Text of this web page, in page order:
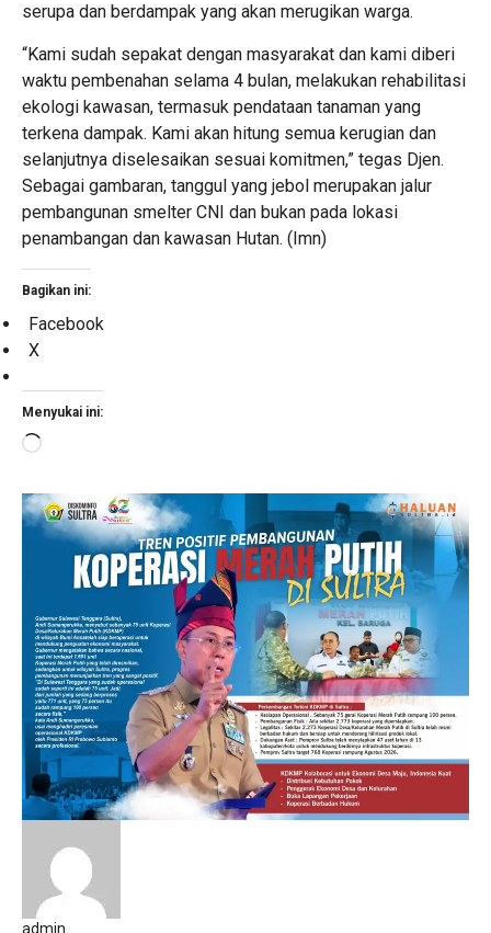
serupa dan berdampak yang akan merugikan warga.
“Kami sudah sepakat dengan masyarakat dan kami diberi
waktu pembenahan selama 4 bulan, melakukan rehabilitasi
ekologi kawasan, termasuk pendataan tanaman yang
terkena dampak. Kami akan hitung semua kerugian dan
selanjutnya diselesaikan sesuai komitmen,” tegas Djen.
Sebagai gambaran, tanggul yang jebol merupakan jalur
pembangunan smelter CNI dan bukan pada lokasi
penambangan dan kawasan Hutan. (Imn)
Bagikan ini:
Facebook
X
Menyukai ini:
Memuat...
admin